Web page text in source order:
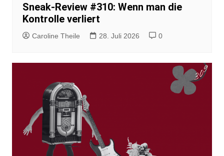
Sneak-Review #310: Wenn man die
Kontrolle verliert
Caroline Theile 28. Juli 2026 0